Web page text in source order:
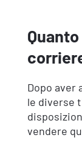
Dopo aver
le diverse
vendere